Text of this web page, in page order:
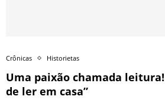
Crônicas Historietas
Uma paixão chamada
de ler em casa”